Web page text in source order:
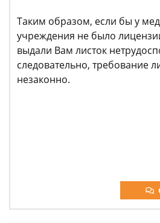
Таким образом, если бы у
учреждения не было
выдали Вам листок
следовательно, требование
незаконно.